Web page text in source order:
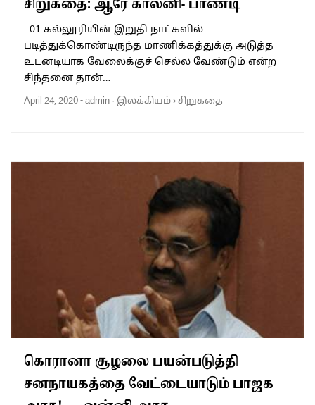
01 கல்லூரியின் இறுதி நாட்களில்
படித்துக்கொண்டிருந்த மாணிக்கத்துக்கு அடுத்த
உடனடியாக வேலைக்குச் செல்ல வேண்டும் என்ற
சிந்தனை தான்…
April 24, 2020-admin · இலக்கியம்›சிறுகதை
கொரானா சூழலை பயன்படுத்தி
சனநாயகத்தை வேட்டையாடும் பாஜக